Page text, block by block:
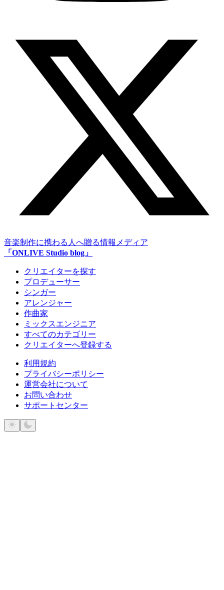
音楽制作に携わる人へ贈る情報メディア
「ONLIVE Studio blog」
クリエイターを探す
プロデューサー
シンガー
アレンジャー
作曲家
ミックスエンジニア
すべてのカテゴリー
クリエイターへ登録する
利用規約
プライバシーポリシー
運営会社について
お問い合わせ
サポートセンター